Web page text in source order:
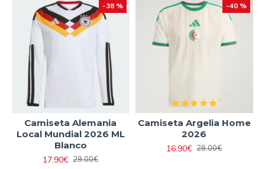
-38 %
Camiseta Alemania
Local Mundial 2026 ML
Blanco
17.90€ 29.00€
-40 %
Camiseta Argelia Home
2026
16.90€ 28.00€